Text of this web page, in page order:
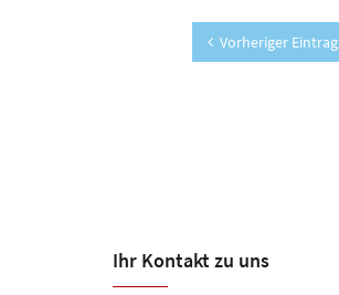
Vorheriger Eintrag
Ihr Kontakt zu uns